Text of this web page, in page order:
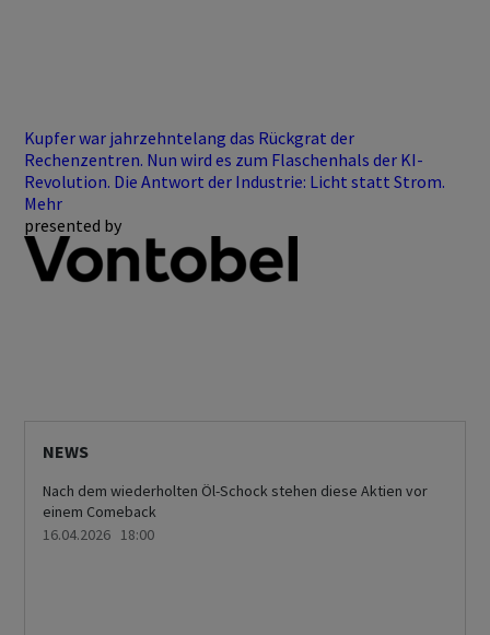
Kupfer war jahrzehntelang das Rückgrat der
Rechenzentren. Nun wird es zum Flaschenhals der KI-
Revolution. Die Antwort der Industrie: Licht statt Strom.
Mehr
presented by
NEWS
Nach dem wiederholten Öl-Schock stehen diese Aktien vor
einem Comeback
16.04.2026 18:00